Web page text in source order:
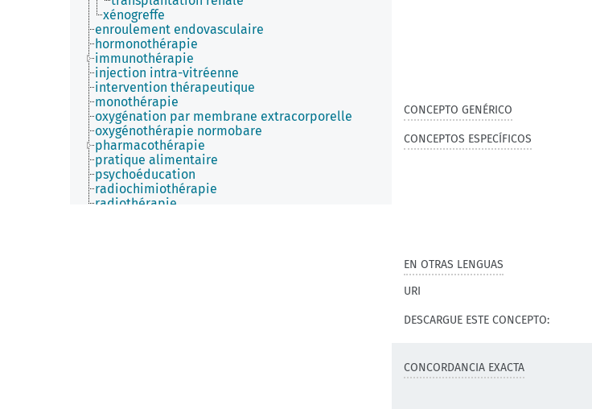
xénogreffe
enroulement endovasculaire
hormonothérapie
immunothérapie
injection intra-vitréenne
intervention thérapeutique
monothérapie
oxygénation par membrane extracorporelle
oxygénothérapie normobare
pharmacothérapie
pratique alimentaire
psychoéducation
radiochimiothérapie
radiothérapie
CONCEPTO GENÉRICO
CONCEPTOS ESPECÍFICOS
EN OTRAS LENGUAS
URI
DESCARGUE ESTE CONCEPTO:
CONCORDANCIA EXACTA